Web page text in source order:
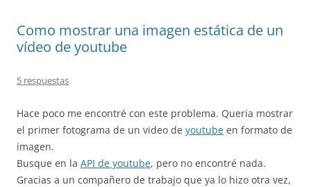
Como mostrar una imagen estática de un
vídeo de youtube
5 respuestas
Hace poco me encontré con este problema. Queria mostrar
el primer fotograma de un video de youtube en formato de
imagen.
Busque en la API de youtube, pero no encontré nada.
Gracias a un compañero de trabajo que ya lo hizo otra vez,